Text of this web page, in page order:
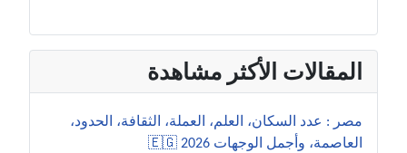
المقالات الأكثر مشاهدة
مصر : عدد السكان، العلم، العملة، الثقافة، الحدود،
العاصمة، وأجمل الوجهات 2026 🇪🇬